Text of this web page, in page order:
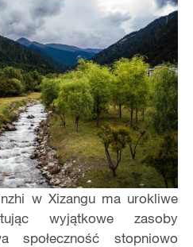
w Xizangu ma urokliwe
wyjątkowe zasoby
społeczność stopniowo